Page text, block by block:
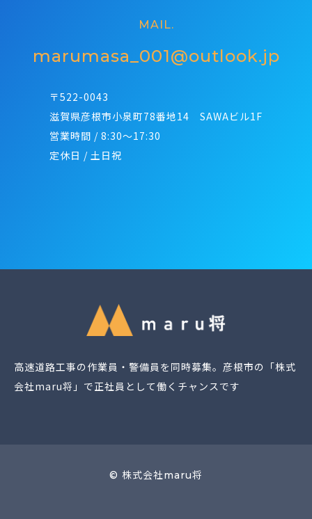
MAIL.
marumasa_001@outlook.jp
〒522-0043
滋賀県彦根市小泉町78番地14 SAWAビル1F
営業時間 / 8:30～17:30
定休日 / 土日祝
高速道路工事の作業員・警備員を同時募集。彦根市の「株式
会社maru将」で正社員として働くチャンスです
© 株式会社maru将